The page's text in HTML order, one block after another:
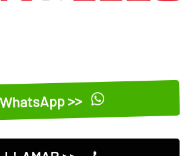
WhatsApp >>